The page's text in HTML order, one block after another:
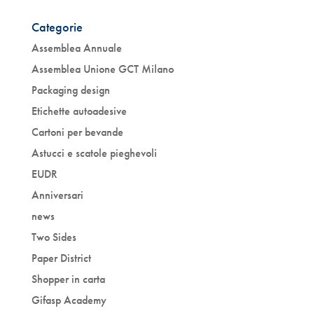
Categorie
Assemblea Annuale
Assemblea Unione GCT Milano
Packaging design
Etichette autoadesive
Cartoni per bevande
Astucci e scatole pieghevoli
EUDR
Anniversari
news
Two Sides
Paper District
Shopper in carta
Gifasp Academy